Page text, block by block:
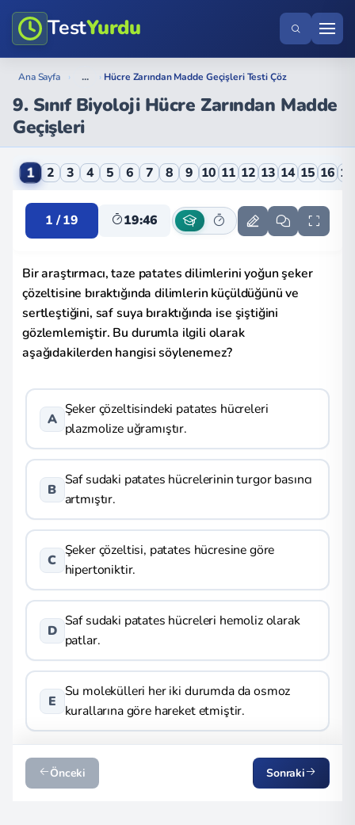
TestYurdu
Ana Sayfa › ... › Hücre Zarından Madde Geçişleri Testi Çöz
9. Sınıf Biyoloji Hücre Zarından Madde
Geçişleri
9. Sınıf Biyoloji Hücre Zarından Madde Geçişleri
1 2 3 4 5 6 7 8 9 10 11 12 13 14 15 16 17
1 / 19 19:45
Bir araştırmacı, taze patates dilimlerini yoğun şeker
çözeltisine bıraktığında dilimlerin küçüldüğünü ve
sertleştiğini, saf suya bıraktığında ise şiştiğini
gözlemlemiştir. Bu durumla ilgili olarak
aşağıdakilerden hangisi söylenemez?
A
Şeker çözeltisindeki patates hücreleri
plazmolize uğramıştır.
B
Saf sudaki patates hücrelerinin turgor basıncı
artmıştır.
C
Şeker çözeltisi, patates hücresine göre
hipertoniktir.
D
Saf sudaki patates hücreleri hemoliz olarak
patlar.
E
Su molekülleri her iki durumda da osmoz
kurallarına göre hareket etmiştir.
Önceki Sonraki